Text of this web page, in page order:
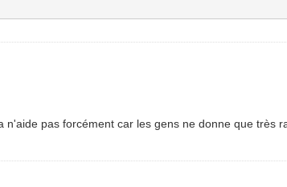
pas forcément car les gens ne donne que très